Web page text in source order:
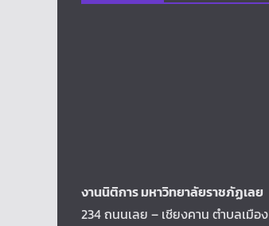
งานนิติการ มหาวิทยาลัยราชภัฏเลย
234 ถนนเลย – เชียงคาน ตำบลเมือง